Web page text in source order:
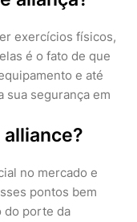
exercícios físicos,
é o fato de que
e até
sua segurança em
no mercado e
pontos bem
do porte da